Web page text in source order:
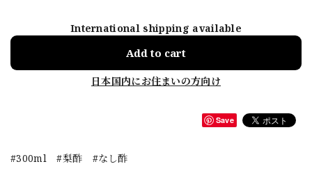
International shipping available
Add to cart
日本国内にお住まいの方向け
Save
#300ml #梨酢 #なし酢